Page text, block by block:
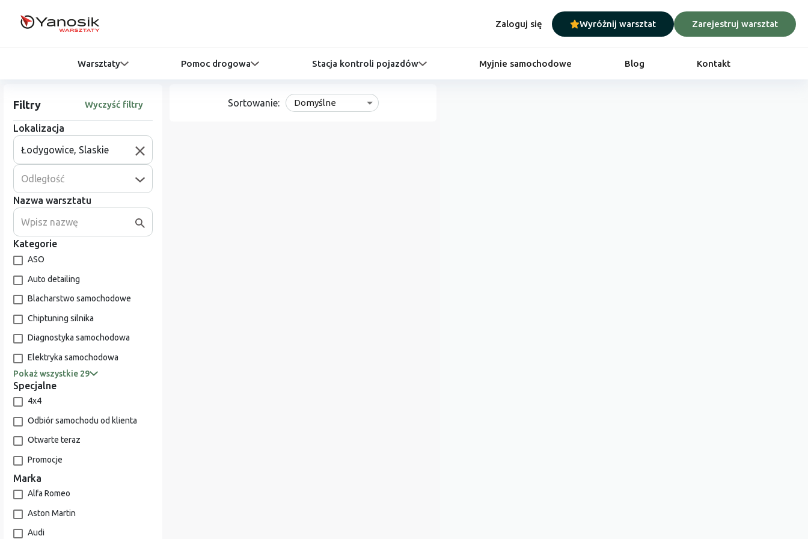
Zaloguj się Wyróżnij warsztat Zarejestruj warsztat
Warsztaty Pomoc drogowa Stacja kontroli pojazdów Myjnie samochodowe Blog Kontakt
Filtry Wyczyść filtry
Lokalizacja
Odległość
Nazwa warsztatu
Kategorie
ASO
Auto detailing
Blacharstwo samochodowe
Chiptuning silnika
Diagnostyka samochodowa
Elektryka samochodowa
Pokaż wszystkie 29
Specjalne
4x4
Odbiór samochodu od klienta
Otwarte teraz
Promocje
Marka
Alfa Romeo
Aston Martin
Audi
Sortowanie: Domyślne